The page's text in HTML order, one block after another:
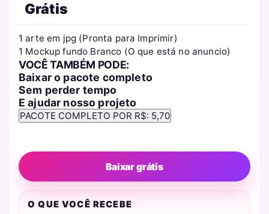
Grátis
1 arte em jpg (Pronta para Imprimir)
1 Mockup fundo Branco (O que está no anuncio)
VOCÊ TAMBÉM PODE:
Baixar o pacote completo
Sem perder tempo
E ajudar nosso projeto
Baixar grátis
O QUE VOCÊ RECEBE